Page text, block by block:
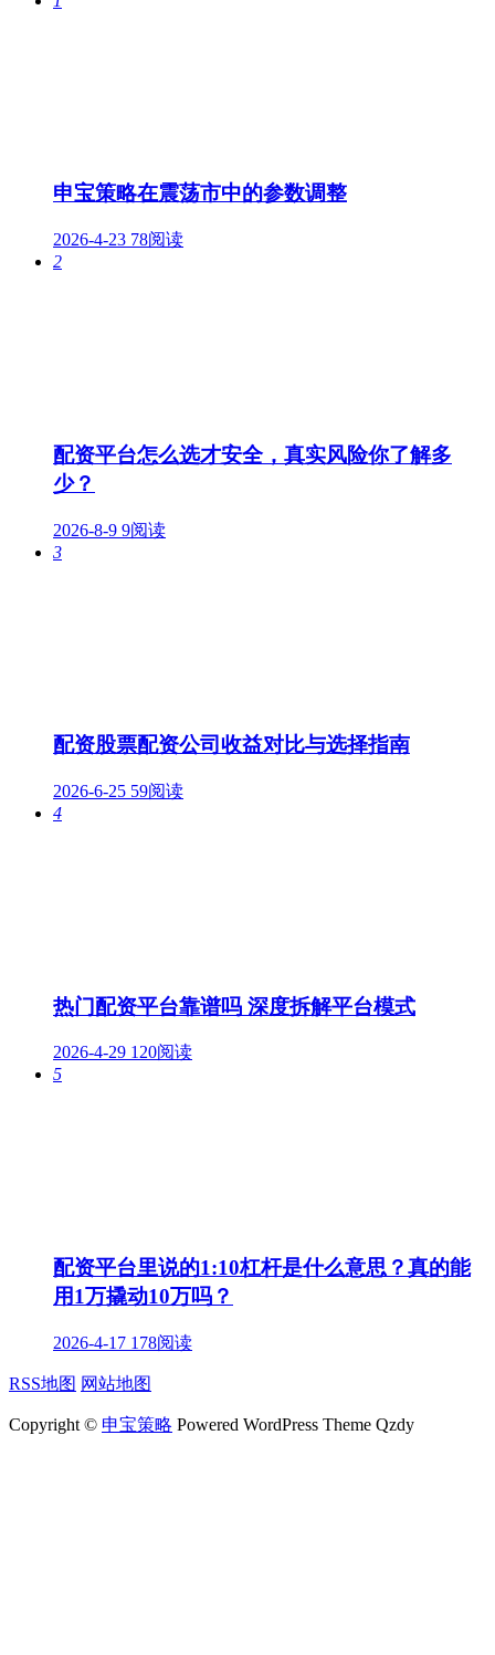
申宝策略在震荡市中的参数调整
2026-4-23 78阅读
2
配资平台怎么选才安全，真实风险你了解多
少？
2026-8-9 9阅读
3
配资股票配资公司收益对比与选择指南
2026-6-25 59阅读
4
热门配资平台靠谱吗 深度拆解平台模式
2026-4-29 120阅读
5
配资平台里说的1:10杠杆是什么意思？真的能
用1万撬动10万吗？
2026-4-17 178阅读
RSS地图 网站地图
Copyright © 申宝策略 Powered WordPress Theme Qzdy